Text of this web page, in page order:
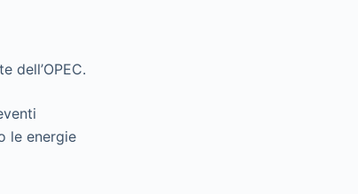
dell’OPEC.
le energie